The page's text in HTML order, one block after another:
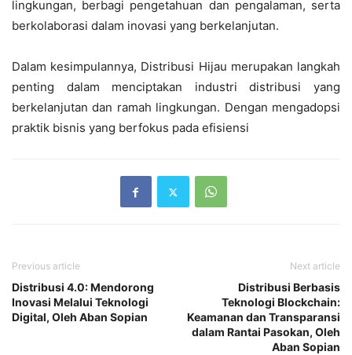
lingkungan, berbagi pengetahuan dan pengalaman, serta
berkolaborasi dalam inovasi yang berkelanjutan.
Dalam kesimpulannya, Distribusi Hijau merupakan langkah
penting dalam menciptakan industri distribusi yang
berkelanjutan dan ramah lingkungan. Dengan mengadopsi
praktik bisnis yang berfokus pada efisiensi
Previous article
Distribusi 4.0: Mendorong
Inovasi Melalui Teknologi
Digital, Oleh Aban Sopian
Next article
Distribusi Berbasis
Teknologi Blockchain:
Keamanan dan Transparansi
dalam Rantai Pasokan, Oleh
Aban Sopian